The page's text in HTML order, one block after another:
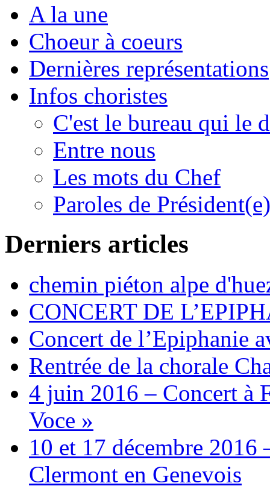
A la une
Choeur à coeurs
Dernières représentations
Infos choristes
C'est le bureau qui le
Entre nous
Les mots du Chef
Paroles de Président(e)
Derniers articles
chemin piéton alpe
CONCERT DE
Concert de l’Epiphanie
Rentrée de la chorale
4 juin 2016 – Concert à
Voce »
10 et 17 décembre
Clermont en Genevois